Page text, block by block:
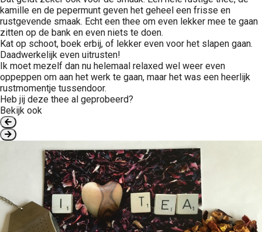
kamille en de pepermunt geven het geheel een frisse en
rustgevende smaak. Echt een thee om even lekker mee te gaan
zitten op de bank en even niets te doen.
Kat op schoot, boek erbij, of lekker even voor het slapen gaan.
Daadwerkelijk even uitrusten!
Ik moet mezelf dan nu helemaal relaxed wel weer even
oppeppen om aan het werk te gaan, maar het was een heerlijk
rustmomentje tussendoor.
Heb jij deze thee al geprobeerd?
Bekijk ook